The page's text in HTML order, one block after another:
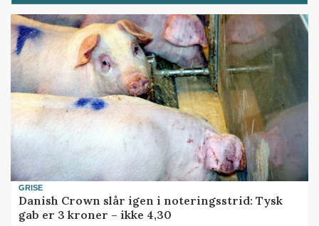
GRISE
Danish Crown slår igen i noteringsstrid: Tysk
gab er 3 kroner – ikke 4,30